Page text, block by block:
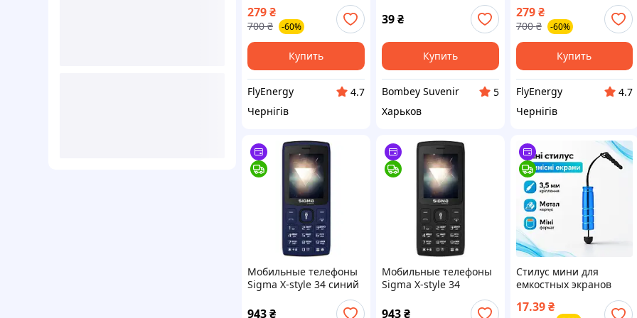
279₴
700 ₴ -60%
Купить
FlyEnergy
4.7
Чернігів
39₴
Купить
Bombey Suvenir
5
Харьков
279 ₴
700 ₴ -60%
Купить
FlyEnergy
4.7
Чернігів
Мобильные телефоны
Sigma X-style 34 синий
943₴
Мобильные телефоны
Sigma X-style 34
943₴
Стилус мини для
емкостных экранов
креплением в разъем
17.39 ₴